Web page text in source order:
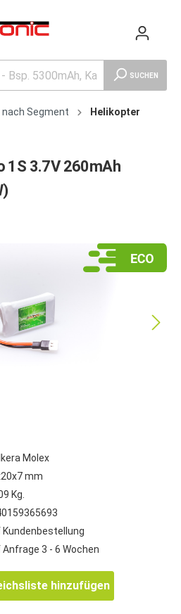
SUCHEN
nach Segment Helikopter
1S 3.7V 260mAh
Molex
mm
Kg.
Kundenbestellung
Anfrage 3 - 6 Wochen
hinzufügen